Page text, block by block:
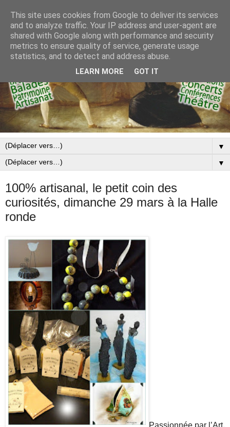
▼
▼
100% artisanal, le petit coin des
curiosités, dimanche 29 mars à la Halle
ronde
Passionnée par l’Art,
This site uses cookies from Google to deliver its services
and to analyze traffic. Your IP address and user-agent are
shared with Google along with performance and security
metrics to ensure quality of service, generate usage
statistics, and to detect and address abuse.
LEARN MORE GOT IT